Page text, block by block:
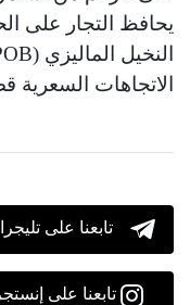
يحافظ التجار على
الاتجاهات السعرية
تابعنا على
تابعنا على